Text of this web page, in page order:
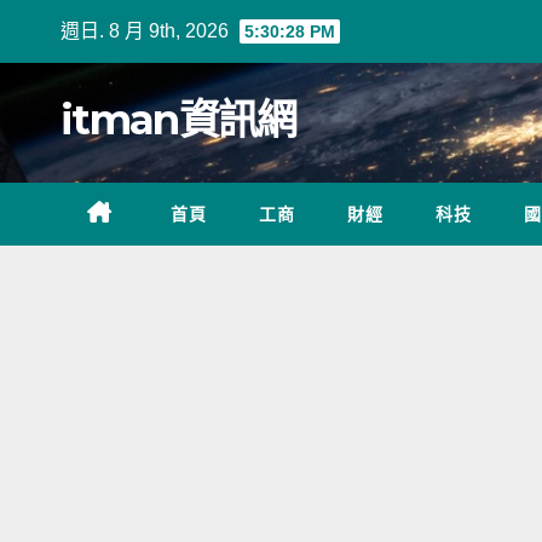
週日. 8 月 9th, 2026 5:30:28 PM
itman資訊網
首頁 工商 財經 科技